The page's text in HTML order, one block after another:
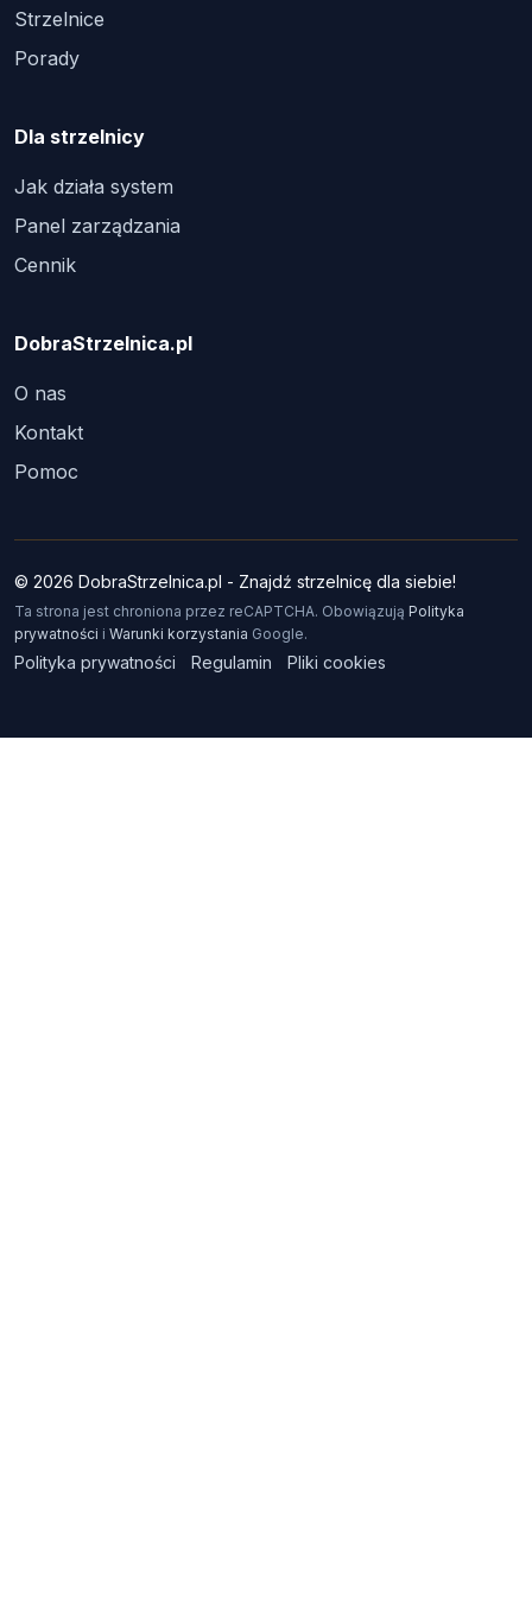
Strzelnice
Porady
Dla strzelnicy
Jak działa system
Panel zarządzania
Cennik
DobraStrzelnica.pl
O nas
Kontakt
Pomoc
© 2026 DobraStrzelnica.pl - Znajdź strzelnicę dla siebie!
Ta strona jest chroniona przez reCAPTCHA. Obowiązują Polityka
prywatności i Warunki korzystania Google.
Polityka prywatności Regulamin Pliki cookies